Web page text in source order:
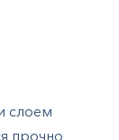
слоем
прочно